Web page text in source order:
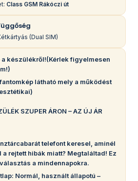
Class GSM Rákóczi út
(Dual SIM)
készülékről!(Kérlek figyelmesen
látható mely a működést
SZUPER ÁRON – AZ ÚJ ÁR
telefont keresel, aminél
rejtett hibák miatt? Megtaláltad! Ez
a mindennapokra.
Normál, használt állapotú –